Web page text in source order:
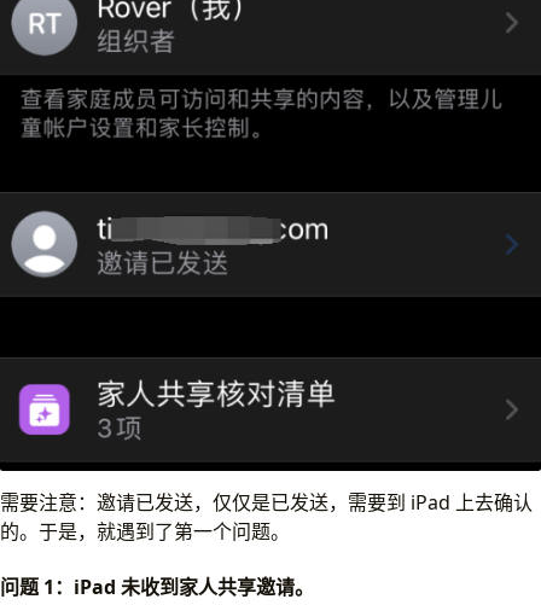
需要注意：邀请已发送，仅仅是已发送，需要到 iPad 上去确认
的。于是，就遇到了第一个问题。
问题 1：iPad 未收到家人共享邀请。